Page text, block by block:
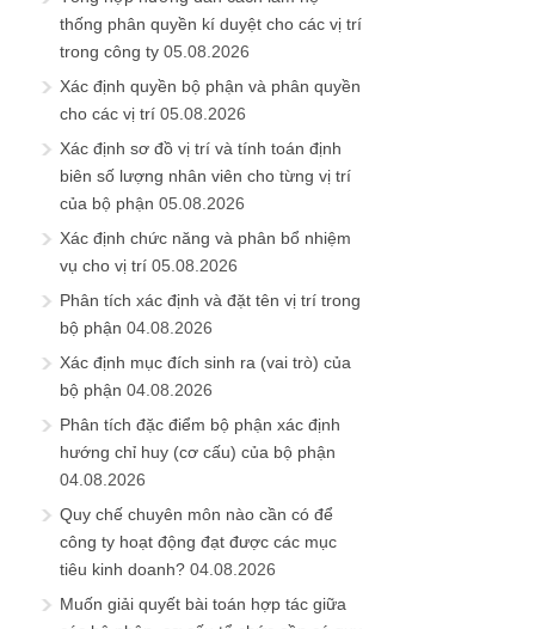
thống phân quyền kí duyệt cho các vị trí
trong công ty 05.08.2026
Xác định quyền bộ phận và phân quyền
cho các vị trí 05.08.2026
Xác định sơ đồ vị trí và tính toán định
biên số lượng nhân viên cho từng vị trí
của bộ phận 05.08.2026
Xác định chức năng và phân bổ nhiệm
vụ cho vị trí 05.08.2026
Phân tích xác định và đặt tên vị trí trong
bộ phận 04.08.2026
Xác định mục đích sinh ra (vai trò) của
bộ phận 04.08.2026
Phân tích đặc điểm bộ phận xác định
hướng chỉ huy (cơ cấu) của bộ phận
04.08.2026
Quy chế chuyên môn nào cần có để
công ty hoạt động đạt được các mục
tiêu kinh doanh? 04.08.2026
Muốn giải quyết bài toán hợp tác giữa